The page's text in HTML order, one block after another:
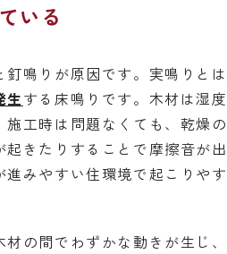
いる
鳴りが原因です。実鳴りとは
生する床鳴りです。木材は湿
工時は問題なくても、乾燥の
きたりすることで摩擦音が
みやすい住環境で起こりや
の間でわずかな動きが生じ